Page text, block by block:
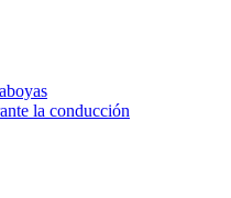
la conducción